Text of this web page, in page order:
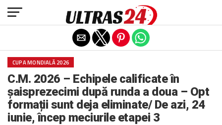
CUPA MONDIALĂ 2026
C.M. 2026 – Echipele calificate în
șaisprezecimi după runda a doua – Opt
formații sunt deja eliminate/ De azi, 24
iunie, încep meciurile etapei 3
Exit mobile version